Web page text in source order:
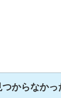
からなかっ